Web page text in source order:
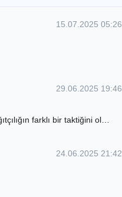
15.07.2025 05:26
29.06.2025 19:46
farklı bir taktiğini ol…
24.06.2025 21:42